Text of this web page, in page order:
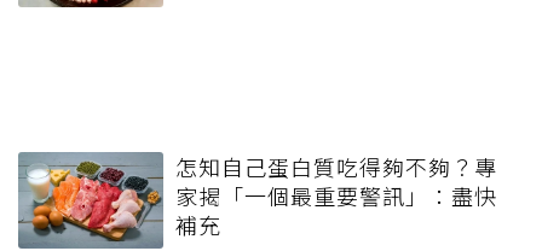
怎知自己蛋白質吃得夠不夠？專
家揭「一個最重要警訊」：盡快
補充